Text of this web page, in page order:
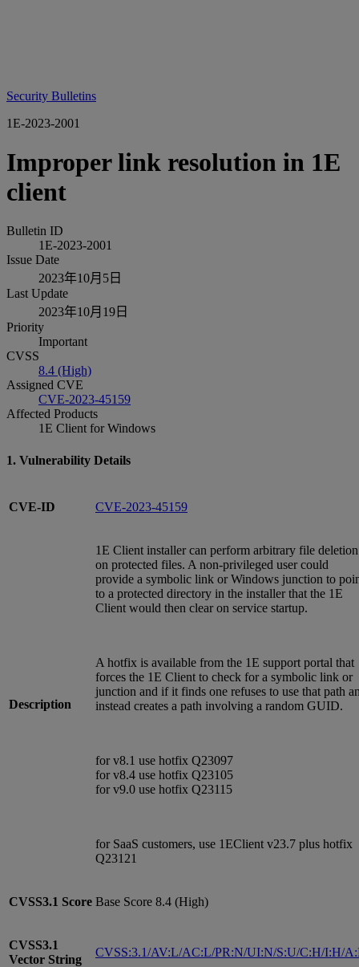
Security Bulletins
1E-2023-2001
Improper link resolution in 1E
client
Bulletin ID
1E-2023-2001
Issue Date
2023年10月5日
Last Update
2023年10月19日
Priority
Important
CVSS
8.4 (High)
Assigned CVE
CVE-2023-45159
Affected Products
1E Client for Windows
1. Vulnerability Details
CVE-ID CVE-2023-45159
Description
1E Client installer can perform arbitrary file deletion
on protected files. A non-privileged user could
provide a symbolic link or Windows junction to
to a protected directory in the installer that the 1E
Client would then clear on service startup.
A hotfix is available from the 1E support portal that
forces the 1E Client to check for a symbolic link or
junction and if it finds one refuses to use that path
instead creates a path involving a random GUID.
for v8.1 use hotfix Q23097
for v8.4 use hotfix Q23105
for v9.0 use hotfix Q23115
for SaaS customers, use 1EClient v23.7 plus hotfix
Q23121
CVSS3.1 Score Base Score 8.4 (High)
CVSS3.1
Vector String
CVSS:3.1/AV:L/AC:L/PR:N/UI:N/S:U/C:H/I:H/